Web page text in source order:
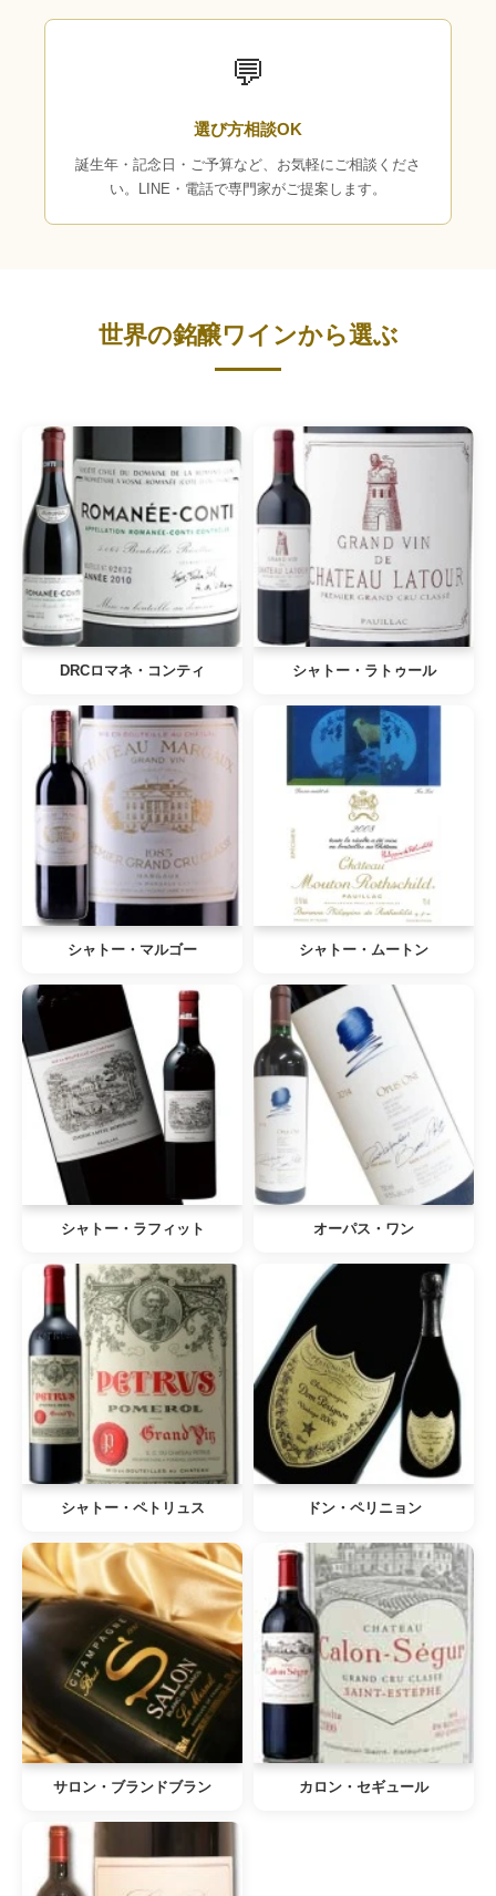
💬
選び方相談OK
誕生年・記念日・ご予算など、お気軽にご相談くださ
い。LINE・電話で専門家がご提案します。
世界の銘醸ワインから選ぶ
DRCロマネ・コンティ シャトー・ラトゥール
シャトー・マルゴー シャトー・ムートン
シャトー・ラフィット オーパス・ワン
シャトー・ペトリュス ドン・ペリニョン
サロン・ブランドブラン カロン・セギュール